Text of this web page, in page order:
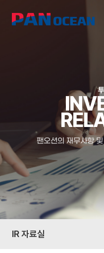
팬오션의 재무사항
IR 자료실